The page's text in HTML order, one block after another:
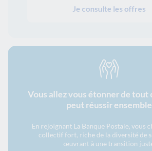
Je consulte les offres
Vous allez vous étonner de tout
peut réussir ensemble
En rejoignant La Banque Postale, vous
collectif fort, riche de la diversité de
œuvrant à une transition